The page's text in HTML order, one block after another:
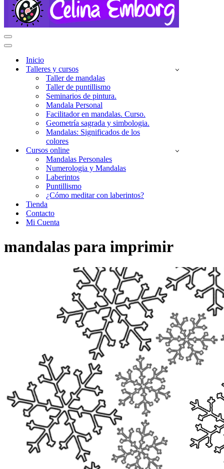
Menú
de
Menú
navegación
Inicio
Talleres y cursos
Taller de mandalas
Taller de puntillismo
Seminarios de pintura.
Mandala Personal
Facilitador en mandalas. Curso.
Geometría sagrada y simbologia.
Mandalas: Significados de los
colores
Cursos online
Mandalas Personales
Numerologia y Mandalas
Laberintos
Puntillismo
¿Cómo meditar con laberintos?
Tienda
Contacto
Mi Cuenta
mandalas para imprimir